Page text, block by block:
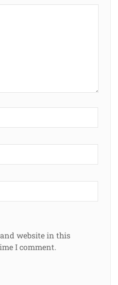
and website in this
I comment.